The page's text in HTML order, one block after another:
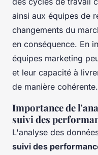
ainsi aux équipes de
changements du
en conséquence. En
équipes marketing
et leur capacité à
de manière cohérente.
Importance de
suivi des
L'analyse des
suivi des